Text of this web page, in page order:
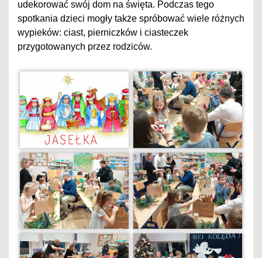
udekorować swój dom na święta. Podczas tego
spotkania dzieci mogły także spróbować wiele różnych
wypieków: ciast, pierniczków i ciasteczek
przygotowanych przez rodziców.